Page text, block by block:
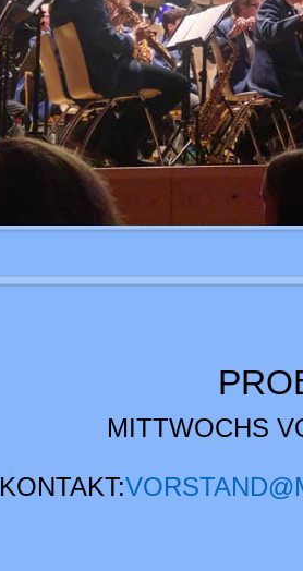
MITTWOCHS
KONTAKT: